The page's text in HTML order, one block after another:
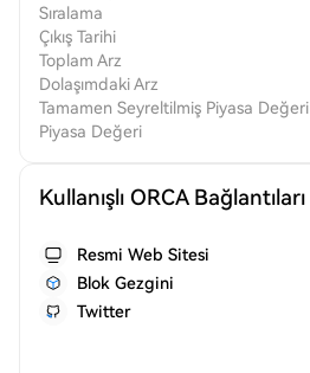
Sıralama
Çıkış Tarihi
Toplam Arz
Dolaşımdaki Arz
Tamamen Seyreltilmiş Piyasa Değeri
Piyasa Değeri
Kullanışlı ORCA Bağlantıları
Resmi Web Sitesi
Blok Gezgini
Twitter